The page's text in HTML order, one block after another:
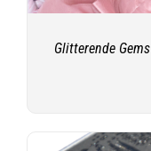
Glitterende Gems